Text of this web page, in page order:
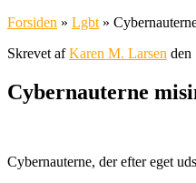
Forsiden » Lgbt »
Skrevet afKaren M. Larsen den
Cybernauterne
Cybernauterne, der efter eget